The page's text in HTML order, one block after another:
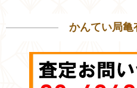
かんてい局亀